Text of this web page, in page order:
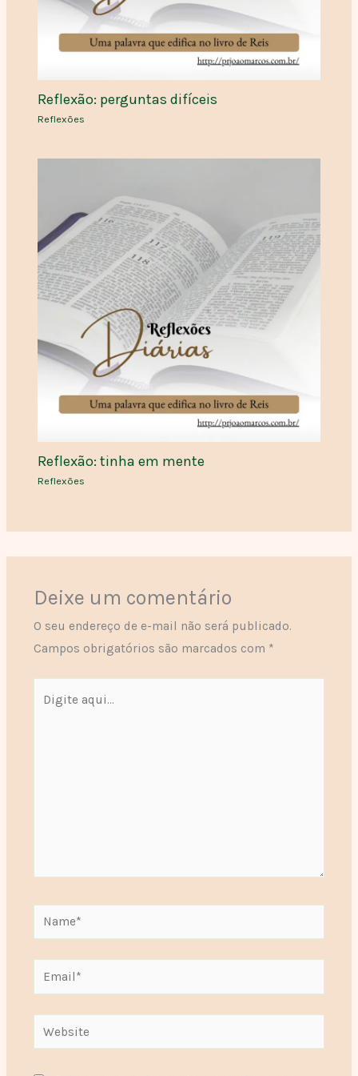
Reflexão: perguntas difíceis
Reflexões
Reflexão: tinha em mente
Reflexões
Deixe um comentário
O seu endereço de e-mail não será publicado.
Campos obrigatórios são marcados com *
aqui...
Name*
Email*
Website